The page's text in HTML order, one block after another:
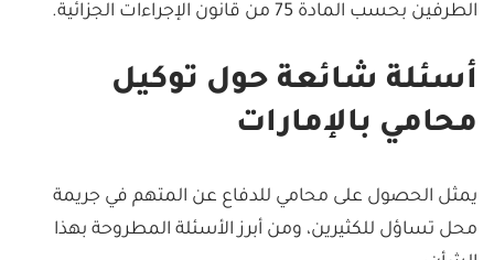
الطرفين بحسب المادة 75 من قانون الإجراءات الجزائية.
أسئلة شائعة حول توكيل
محامي بالإمارات
يمثل الحصول على محامي للدفاع عن المتهم في جريمة
محل تساؤل للكثيرين، ومن أبرز الأسئلة المطروحة بهذا